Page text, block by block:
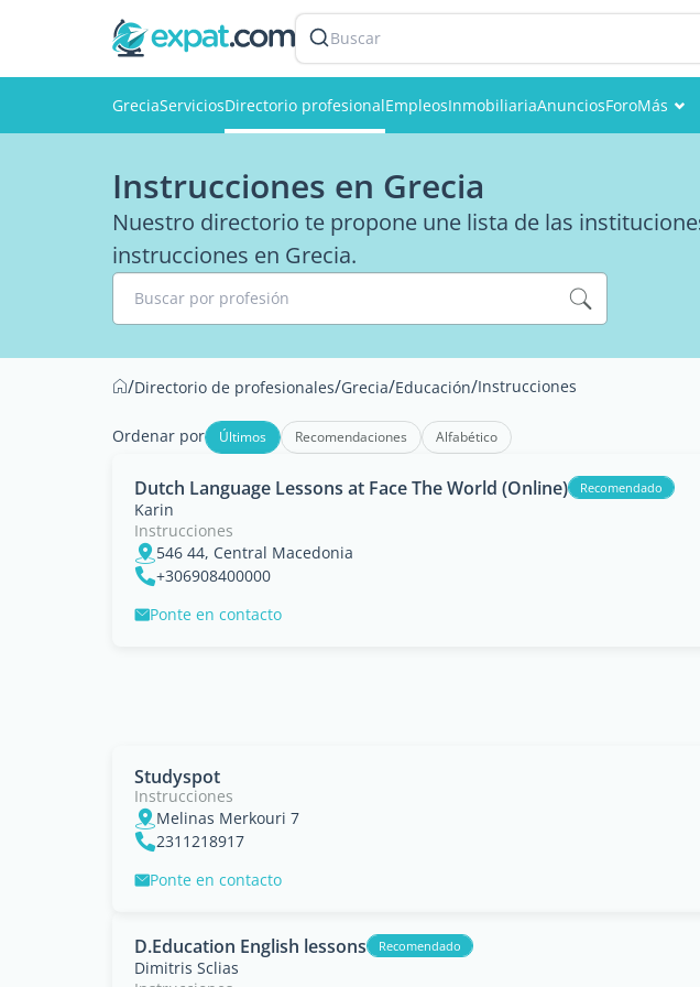
Buscar
GreciaServiciosDirectorio profesionalEmpleosInmobiliariaAnunciosForoMás
Instrucciones en Grecia
Nuestro directorio te propone une lista de las
instrucciones en Grecia.
Buscar por profesión
/Directorio de profesionales/Grecia/Educación/Instrucciones
Ordenar por Últimos Recomendaciones Alfabético
Dutch Language Lessons at Face The World (Online) Recomendado
Karin
Instrucciones
546 44, Central Macedonia
+306908400000
Ponte en contacto
Studyspot
Instrucciones
Melinas Merkouri 7
2311218917
Ponte en contacto
D.Education English lessons Recomendado
Dimitris Sclias